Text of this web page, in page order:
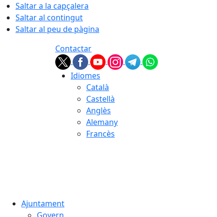
Saltar a la capçalera
Saltar al contingut
Saltar al peu de pàgina
Contactar
Idiomes
Català
Castellà
Anglès
Alemany
Francès
Ajuntament